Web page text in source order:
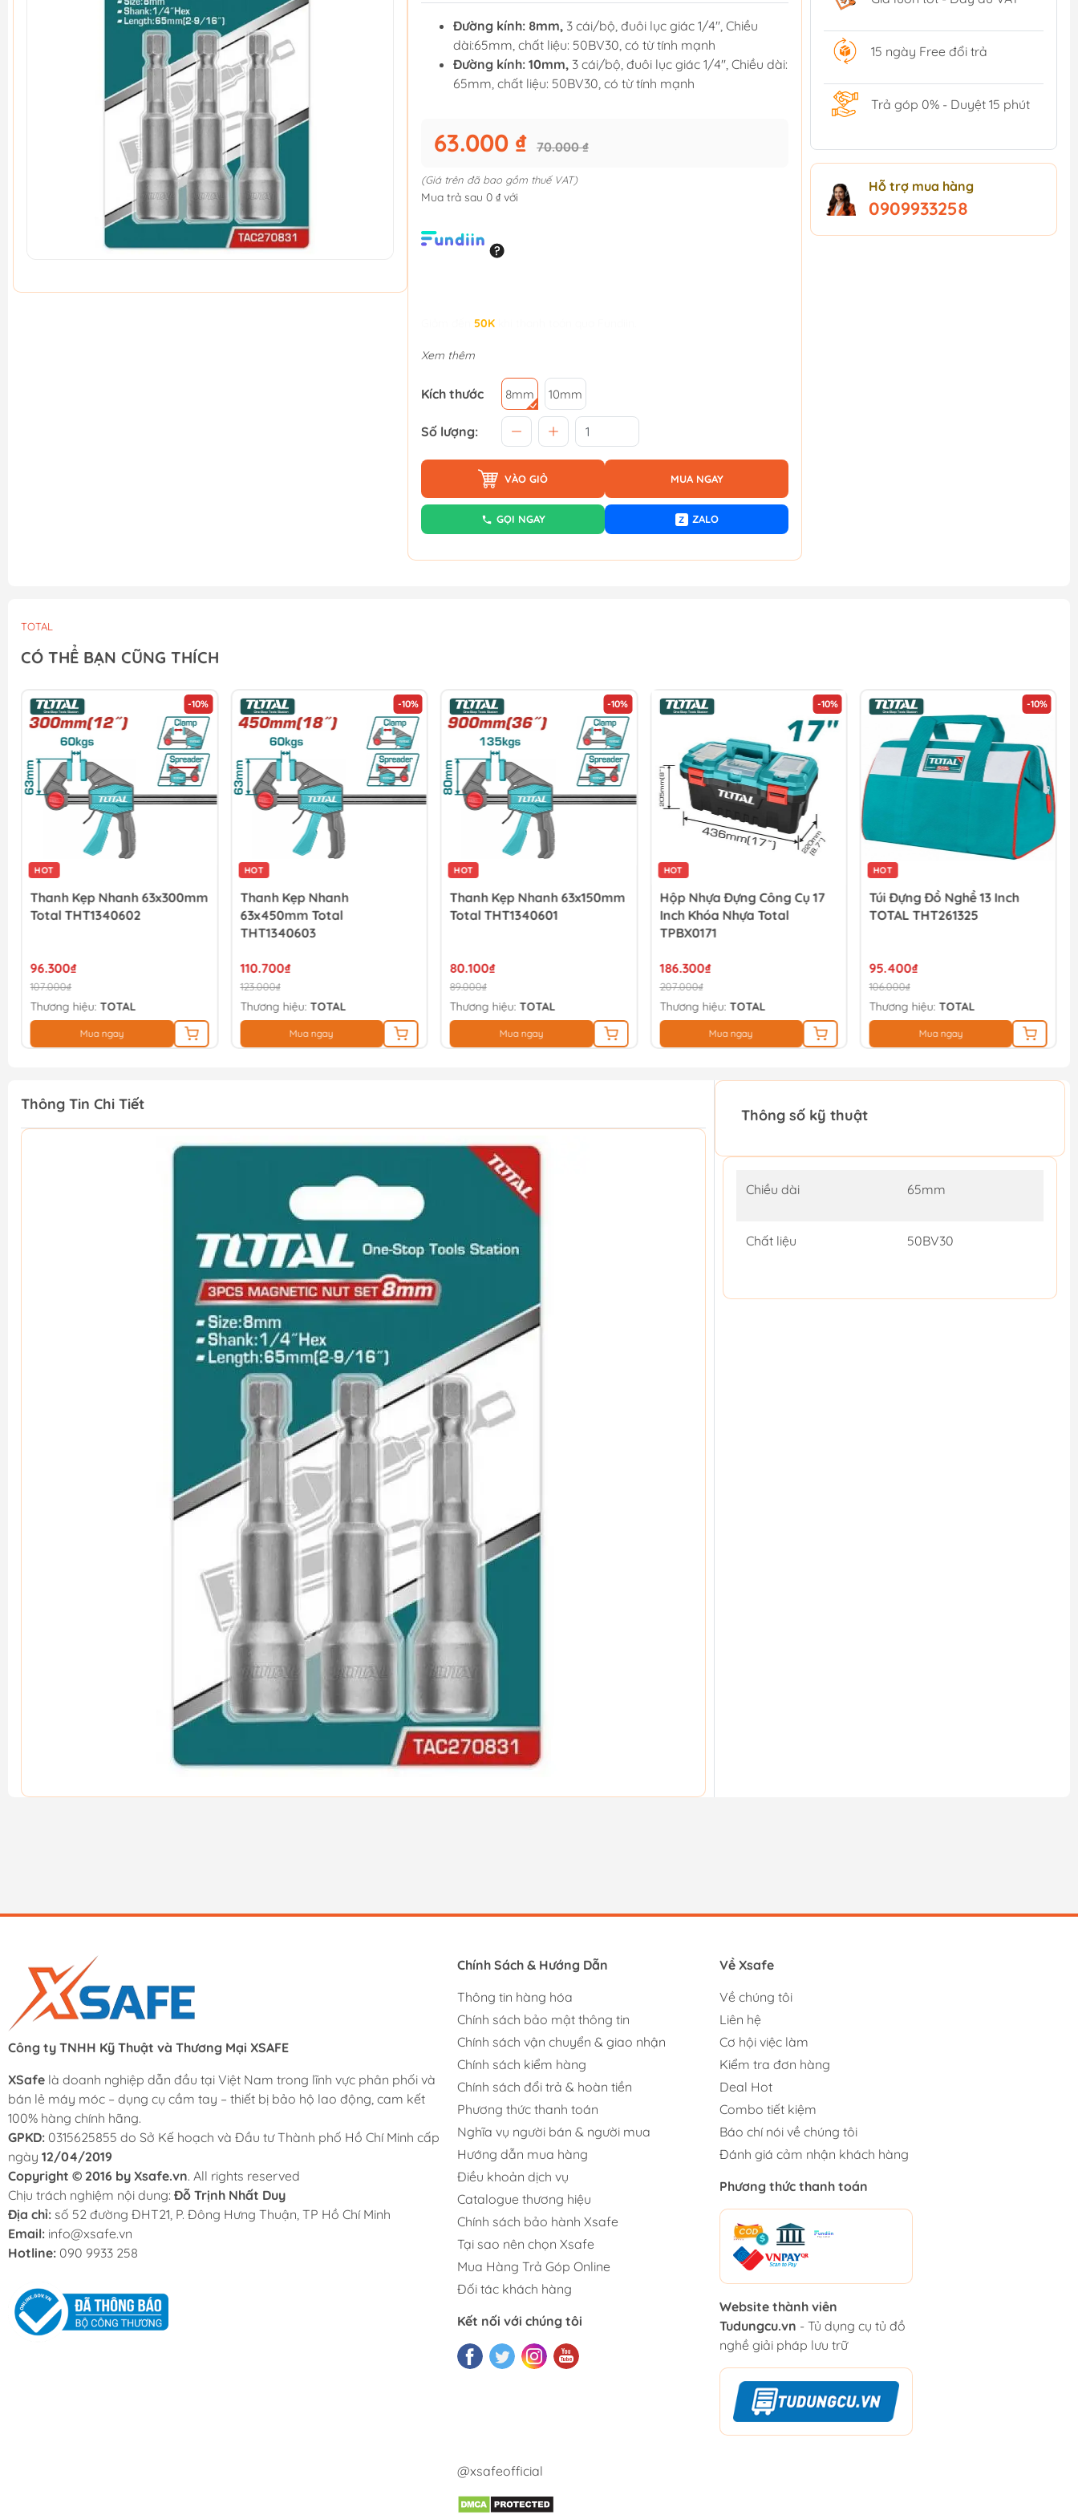
Đường kính: 8mm, 3 cái/bộ, đuôi lục giác 1/4'', Chiều
dài:65mm, chất liệu: 50BV30, có từ tính mạnh
Đường kính: 10mm, 3 cái/bộ, đuôi lục giác 1/4'', Chiều dài:
65mm, chất liệu: 50BV30, có từ tính mạnh
63.000 ₫ 70.000 ₫
(Giá trên đã bao gồm thuế VAT)
Mua trả sau 0 ₫ với
50K
Xem thêm
Kích thước 8mm 10mm
Số lượng:
VÀO GIỎ MUA NGAY
GỌI NGAY Z ZALO
15 ngày Free đổi trả
Trả góp 0% - Duyệt 15 phút
Hỗ trợ mua hàng
0909933258
TOTAL
CÓ THỂ BẠN CŨNG THÍCH
-10%
HOT
Thanh Kẹp Nhanh 63x300mm
Total THT1340602
96.300₫
107.000₫
Thương hiệu: TOTAL
Mua ngay
-10%
HOT
Thanh Kẹp Nhanh
63x450mm Total
THT1340603
110.700₫
123.000₫
Thương hiệu: TOTAL
Mua ngay
-10%
HOT
Thanh Kẹp Nhanh 63x150mm
Total THT1340601
80.100₫
89.000₫
Thương hiệu: TOTAL
Mua ngay
-10%
HOT
Hộp Nhựa Đựng Công Cụ 17
Inch Khóa Nhựa Total
TPBX0171
186.300₫
207.000₫
Thương hiệu: TOTAL
Mua ngay
-10%
HOT
Túi Đựng Đồ Nghề 13 Inch
TOTAL THT261325
95.400₫
106.000₫
Thương hiệu: TOTAL
Mua ngay
Thông Tin Chi Tiết
Thông số kỹ thuật
Chiều dài 65mm
Chất liệu 50BV30
Công ty TNHH Kỹ Thuật và Thương Mại XSAFE
XSafe là doanh nghiệp dẫn đầu tại Việt Nam trong lĩnh vực phân phối và
bán lẻ máy móc – dụng cụ cầm tay – thiết bị bảo hộ lao động, cam kết
100% hàng chính hãng.
GPKD: 0315625855 do Sở Kế hoạch và Đầu tư Thành phố Hồ Chí Minh cấp
ngày 12/04/2019
Copyright © 2016 by Xsafe.vn. All rights reserved
Chịu trách nghiệm nội dung: Đỗ Trịnh Nhất Duy
Địa chỉ: số 52 đường ĐHT21, P. Đông Hưng Thuận, TP Hồ Chí Minh
Email: info@xsafe.vn
Hotline: 090 9933 258
Chính Sách & Hướng Dẫn
Thông tin hàng hóa
Chính sách bảo mật thông tin
Chính sách vận chuyển & giao nhận
Chính sách kiểm hàng
Chính sách đổi trả & hoàn tiền
Phương thức thanh toán
Nghĩa vụ người bán & người mua
Hướng dẫn mua hàng
Điều khoản dịch vụ
Catalogue thương hiệu
Chính sách bảo hành Xsafe
Tại sao nên chọn Xsafe
Mua Hàng Trả Góp Online
Đối tác khách hàng
Kết nối với chúng tôi
Về Xsafe
Về chúng tôi
Liên hệ
Cơ hội việc làm
Kiểm tra đơn hàng
Deal Hot
Combo tiết kiệm
Báo chí nói về chúng tôi
Đánh giá cảm nhận khách hàng
Phương thức thanh toán
Website thành viên
Tudungcu.vn - Tủ dụng cụ tủ đồ
nghề giải pháp lưu trữ
@xsafeofficial